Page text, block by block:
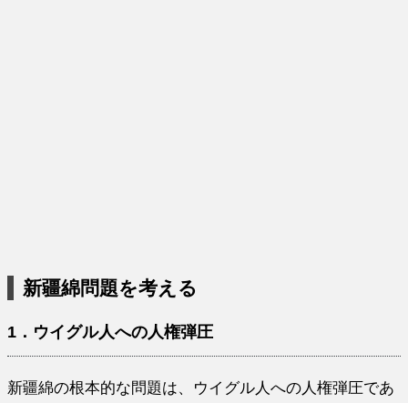
新疆綿問題を考える
1．ウイグル人への人権弾圧
新疆綿の根本的な問題は、ウイグル人への人権弾圧であ